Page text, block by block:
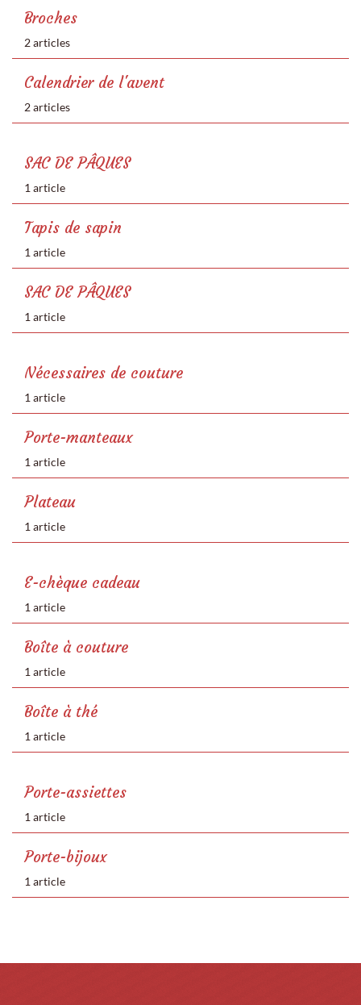
Broches
2 articles
Calendrier de l'avent
2 articles
SAC DE PÂQUES
1 article
Tapis de sapin
1 article
SAC DE PÂQUES
1 article
Nécessaires de couture
1 article
Porte-manteaux
1 article
Plateau
1 article
E-chèque cadeau
1 article
Boîte à couture
1 article
Boîte à thé
1 article
Porte-assiettes
1 article
Porte-bijoux
1 article